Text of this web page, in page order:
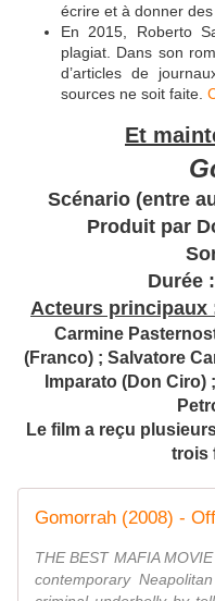
écrire et à donner des
En 2015, Roberto
plagiat. Dans son
d’articles de
sources ne soit faite.
Et
Scénario (entre
Produit par
Durée
Acteurs principaux
Carmine
(Franco) ; Salvatore
Imparato (Don Ciro)
Le film a reçu
trois
Gomorrah (2008) -
THE BEST MAFIA
contemporary